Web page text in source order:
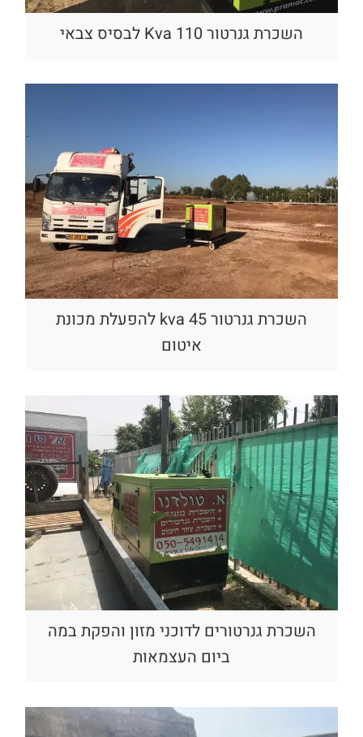
השכרת גנרטור 110 Kva לבסיס צבאי
השכרת גנרטור 45 kva להפעלת מכונת
איטום
השכרת גנרטורים לדוכני מזון והפקת במה
ביום העצמאות